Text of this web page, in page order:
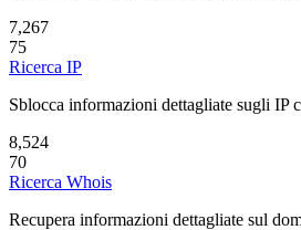
7,267
75
Ricerca IP
Sblocca informazioni dettagliate sugli IP
8,524
70
Ricerca Whois
Recupera informazioni dettagliate sul